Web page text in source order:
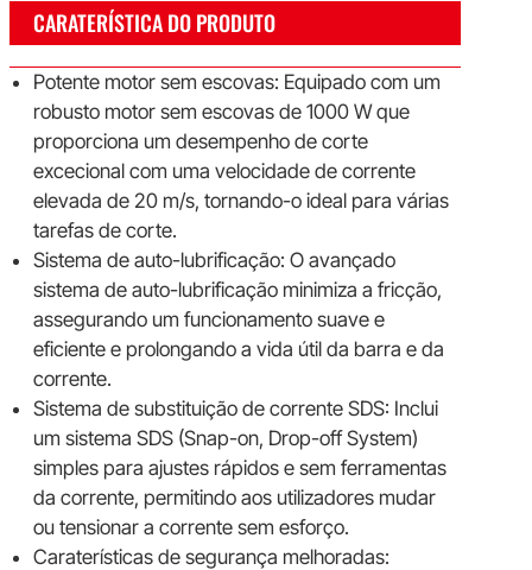
CARATERÍSTICA DO PRODUTO
Potente motor sem escovas: Equipado com um
robusto motor sem escovas de 1000 W que
proporciona um desempenho de corte
excecional com uma velocidade de corrente
elevada de 20 m/s, tornando-o ideal para várias
tarefas de corte.
Sistema de auto-lubrificação: O avançado
sistema de auto-lubrificação minimiza a fricção,
assegurando um funcionamento suave e
eficiente e prolongando a vida útil da barra e da
corrente.
Sistema de substituição de corrente SDS: Inclui
um sistema SDS (Snap-on, Drop-off System)
simples para ajustes rápidos e sem ferramentas
da corrente, permitindo aos utilizadores mudar
ou tensionar a corrente sem esforço.
Caraterísticas de segurança melhoradas: